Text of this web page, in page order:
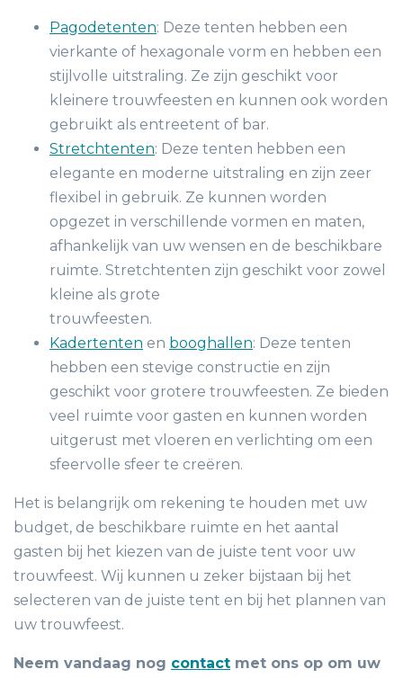
Pagodetenten: Deze tenten hebben een
vierkante of hexagonale vorm en hebben een
stijlvolle uitstraling. Ze zijn geschikt voor
kleinere trouwfeesten en kunnen ook worden
gebruikt als entreetent of bar.
Stretchtenten: Deze tenten hebben een
elegante en moderne uitstraling en zijn zeer
flexibel in gebruik. Ze kunnen worden
opgezet in verschillende vormen en maten,
afhankelijk van uw wensen en de beschikbare
ruimte. Stretchtenten zijn geschikt voor zowel
kleine als grote
trouwfeesten.
Kadertenten en booghallen: Deze tenten
hebben een stevige constructie en zijn
geschikt voor grotere trouwfeesten. Ze bieden
veel ruimte voor gasten en kunnen worden
uitgerust met vloeren en verlichting om een
sfeervolle sfeer te creëren.
Het is belangrijk om rekening te houden met uw
budget, de beschikbare ruimte en het aantal
gasten bij het kiezen van de juiste tent voor uw
trouwfeest. Wij kunnen u zeker bijstaan bij het
selecteren van de juiste tent en bij het plannen van
uw trouwfeest.
Neem vandaag nog contact met ons op om uw